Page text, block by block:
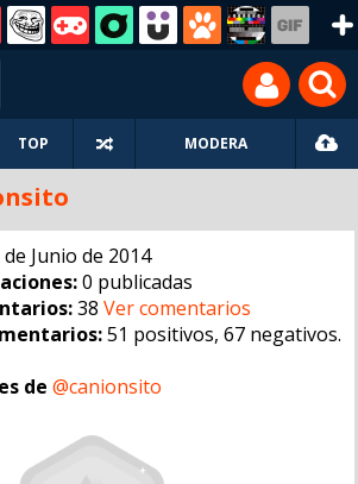
TOP MODERA
Junio de 2014
0 publicadas
38 Ver comentarios
51 positivos, 67 negativos.
de @canionsito